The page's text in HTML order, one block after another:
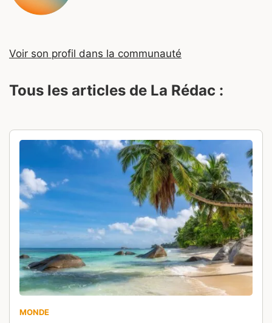
Voir son profil dans la communauté
Tous les articles de La Rédac :
MONDE